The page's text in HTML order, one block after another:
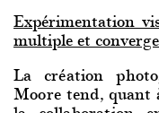
Expérimentation
multiple et
La création
Moore tend, quant